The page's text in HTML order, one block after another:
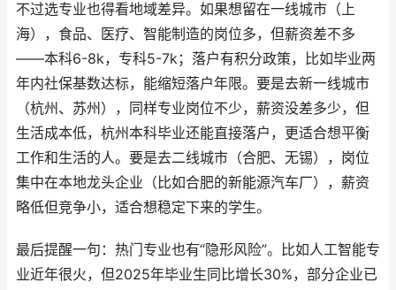
不过选专业也得看地域差异。如果想留在一线城市（上
海），食品、医疗、智能制造的岗位多，但薪资差不多
——本科6-8k，专科5-7k；落户有积分政策，比如毕业两
年内社保基数达标，能缩短落户年限。要是去新一线城市
（杭州、苏州），同样专业岗位不少，薪资没差多少，但
生活成本低，杭州本科毕业还能直接落户，更适合想平衡
工作和生活的人。要是去二线城市（合肥、无锡），岗位
集中在本地龙头企业（比如合肥的新能源汽车厂），薪资
略低但竞争小，适合想稳定下来的学生。
最后提醒一句：热门专业也有“隐形风险”。比如人工智能专
业近年很火，但2025年毕业生同比增长30%，部分企业已